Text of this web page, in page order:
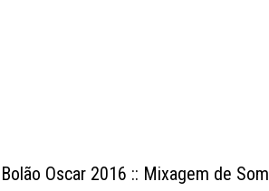
Bolão Oscar 2016 :: Mixagem de Som